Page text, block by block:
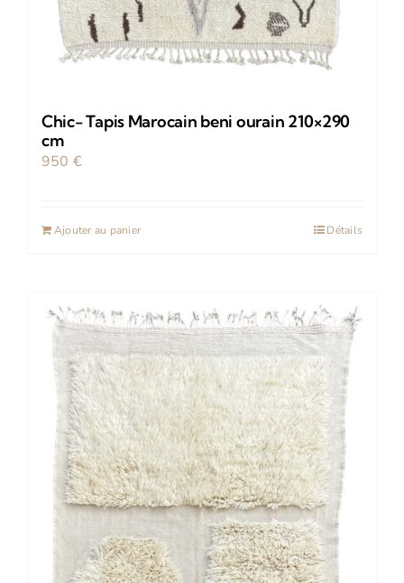
Chic- Tapis Marocain beni ourain 210×290
cm
950 €
Ajouter au panier Détails